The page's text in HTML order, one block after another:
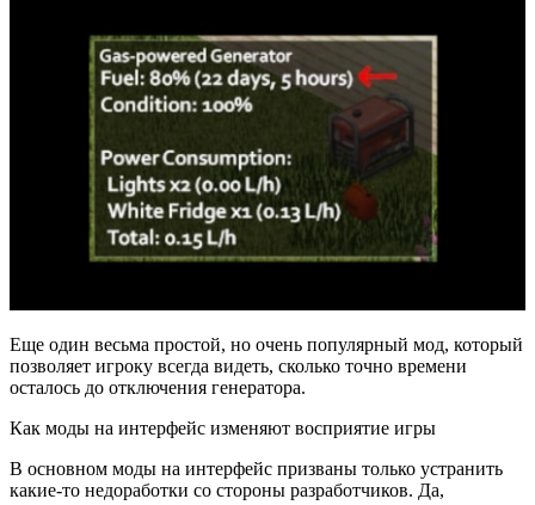
Еще один весьма простой, но очень популярный мод, который
позволяет игроку всегда видеть, сколько точно времени
осталось до отключения генератора.
Как моды на интерфейс изменяют восприятие игры
В основном моды на интерфейс призваны только устранить
какие-то недоработки со стороны разработчиков. Да,